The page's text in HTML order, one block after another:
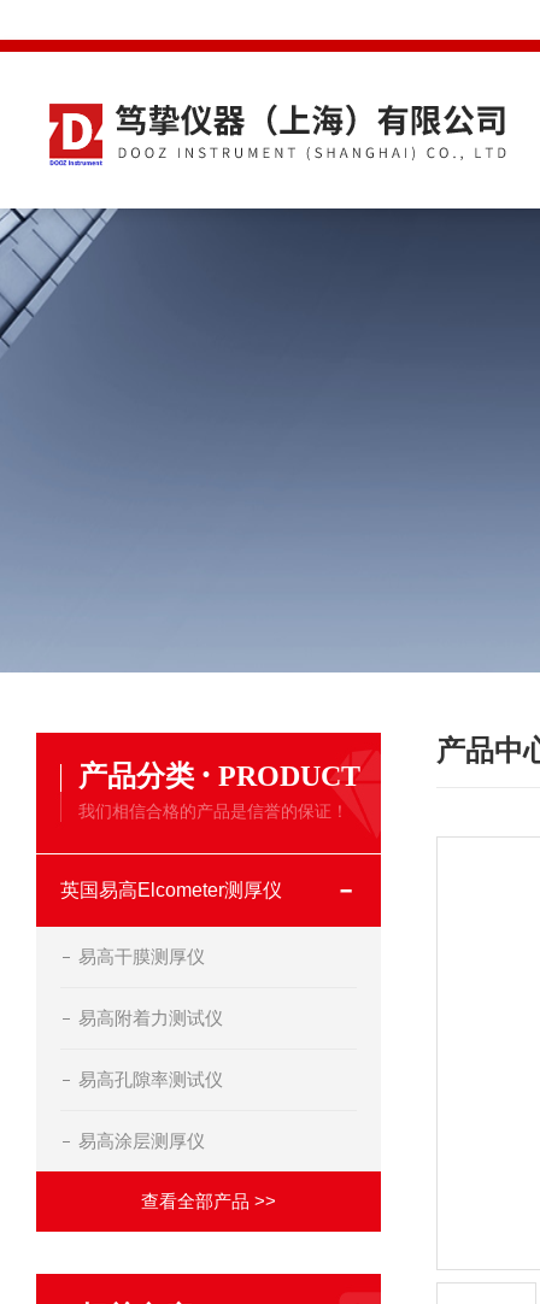
产品分类 · PRODUCT
我们相信合格的产品是信誉的保证！
英国易高Elcometer测厚仪
易高干膜测厚仪
易高附着力测试仪
易高孔隙率测试仪
易高涂层测厚仪
查看全部产品 >>
产品中